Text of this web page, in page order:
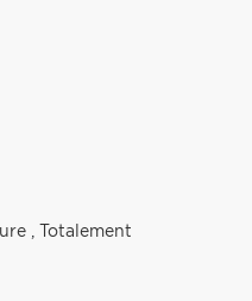
,
Totalement